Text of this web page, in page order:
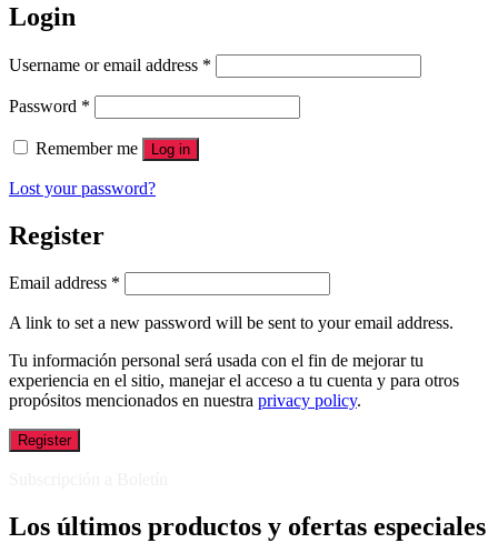
Login
Username or email address *
Password *
Remember me Log in
Lost your password?
Register
Email address *
A link to set a new password will be sent to your email address.
Tu información personal será usada con el fin de mejorar tu
experiencia en el sitio, manejar el acceso a tu cuenta y para otros
propósitos mencionados en nuestra privacy policy.
Register
Los últimos productos y ofertas especiales